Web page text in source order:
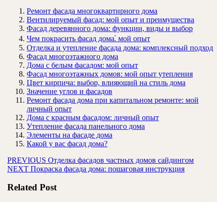
Ремонт фасада многоквартирного дома
Вентилируемый фасад: мой опыт и преимущества
Фасад деревянного дома: функции, виды и выбор
Чем покрасить фасад дома⁚ мой опыт
Отделка и утепление фасада дома: комплексный подход
Фасад многоэтажного дома
Дома с белым фасадом: мой опыт
Фасад многоэтажных домов: мой опыт утепления
Цвет кирпича: выбор, влияющий на стиль дома
Значение углов и фасадов
Ремонт фасада дома при капитальном ремонте: мой
личный опыт
Дома с красным фасадом: личный опыт
Утепление фасада панельного дома
Элементы на фасаде дома
Какой у вас фасад дома?
Навигация
по
записям
PREVIOUS Предыдущая
запись:
Отделка фасадов частных домов сайдингом
NEXT Следующая
Покраска фасада дома: пошаговая инструкция
Related Post